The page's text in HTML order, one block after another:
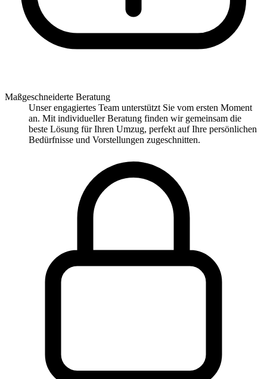
Maßgeschneiderte Beratung
Unser engagiertes Team unterstützt Sie vom ersten Moment
an. Mit individueller Beratung finden wir gemeinsam die
beste Lösung für Ihren Umzug, perfekt auf Ihre persönlichen
Bedürfnisse und Vorstellungen zugeschnitten.